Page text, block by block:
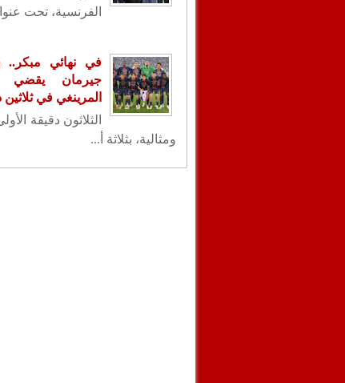
الفرنسية، تحت
في نهائي
جيرمان يقضي
المرينغي في ثلاثين
الثلاثون دقيقة
ومثالية، بثلاثة أ...